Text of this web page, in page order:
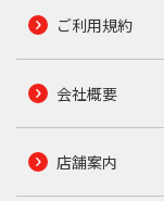
ご利用規約
会社概要
店舗案内